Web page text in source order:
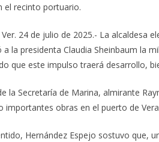
el recinto portuario.
24 de julio de 2025.- La alcaldesa
a la presidenta Claudia Sheinbaum la
que este impulso traerá desarrollo,
la Secretaría de Marina, almirante
importantes obras en el puerto de
Hernández Espejo sostuvo que,